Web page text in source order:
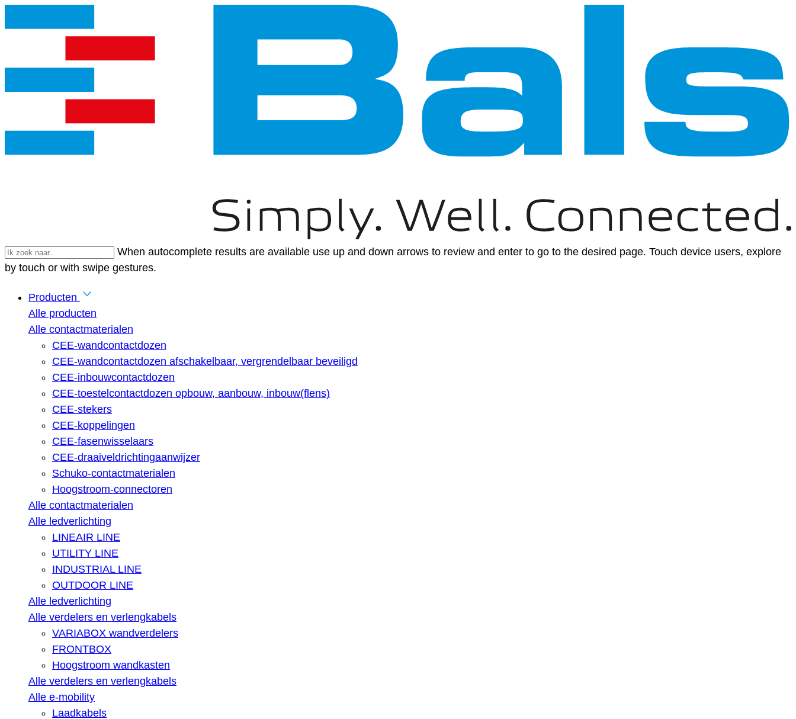
When autocomplete results are available use up and down arrows to review and enter to go to the desired page. Touch device users, explore
by touch or with swipe gestures.
Producten
Alle producten
Alle contactmaterialen
CEE-wandcontactdozen
CEE-wandcontactdozen afschakelbaar, vergrendelbaar beveiligd
CEE-inbouwcontactdozen
CEE-toestelcontactdozen opbouw, aanbouw, inbouw(flens)
CEE-stekers
CEE-koppelingen
CEE-fasenwisselaars
CEE-draaiveldrichtingaanwijzer
Schuko-contactmaterialen
Hoogstroom-connectoren
Alle contactmaterialen
Alle ledverlichting
LINEAIR LINE
UTILITY LINE
INDUSTRIAL LINE
OUTDOOR LINE
Alle ledverlichting
Alle verdelers en verlengkabels
VARIABOX wandverdelers
FRONTBOX
Hoogstroom wandkasten
Alle verdelers en verlengkabels
Alle e-mobility
Laadkabels